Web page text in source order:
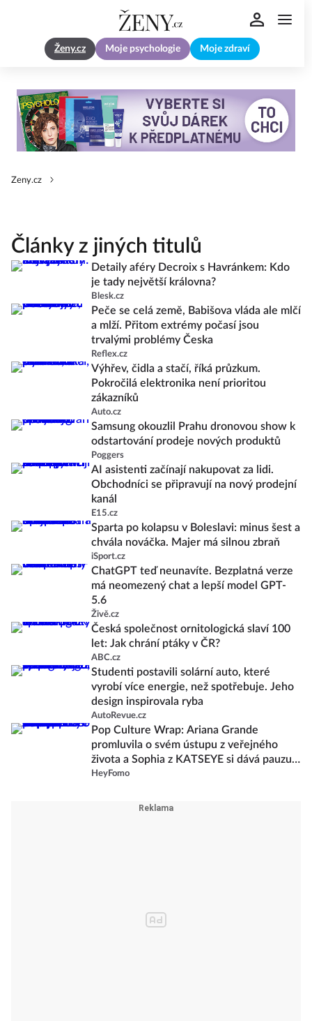
Ženy.cz Moje psychologie Moje zdraví
Zeny.cz
Články z jiných titulů
Detaily aféry Decroix s Havránkem: Kdo
je tady největší královna?
Blesk.cz
Peče se celá země, Babišova vláda ale mlčí
a mlží. Přitom extrémy počasí jsou
trvalými problémy Česka
Reflex.cz
Výhřev, čidla a stačí, říká průzkum.
Pokročilá elektronika není prioritou
zákazníků
Auto.cz
Samsung okouzlil Prahu dronovou show k
odstartování prodeje nových produktů
Poggers
AI asistenti začínají nakupovat za lidi.
Obchodníci se připravují na nový prodejní
kanál
E15.cz
Sparta po kolapsu v Boleslavi: minus šest a
chvála nováčka. Majer má silnou zbraň
iSport.cz
ChatGPT teď neunavíte. Bezplatná verze
má neomezený chat a lepší model GPT-
5.6
Živě.cz
Česká společnost ornitologická slaví 100
let: Jak chrání ptáky v ČR?
ABC.cz
Studenti postavili solární auto, které
vyrobí více energie, než spotřebuje. Jeho
design inspirovala ryba
AutoRevue.cz
Pop Culture Wrap: Ariana Grande
promluvila o svém ústupu z veřejného
života a Sophia z KATSEYE si dává pauzu
od skupiny
HeyFomo